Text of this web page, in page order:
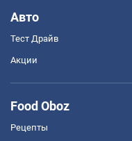
Авто
Тест Драйв
Акции
Food Oboz
Рецепты